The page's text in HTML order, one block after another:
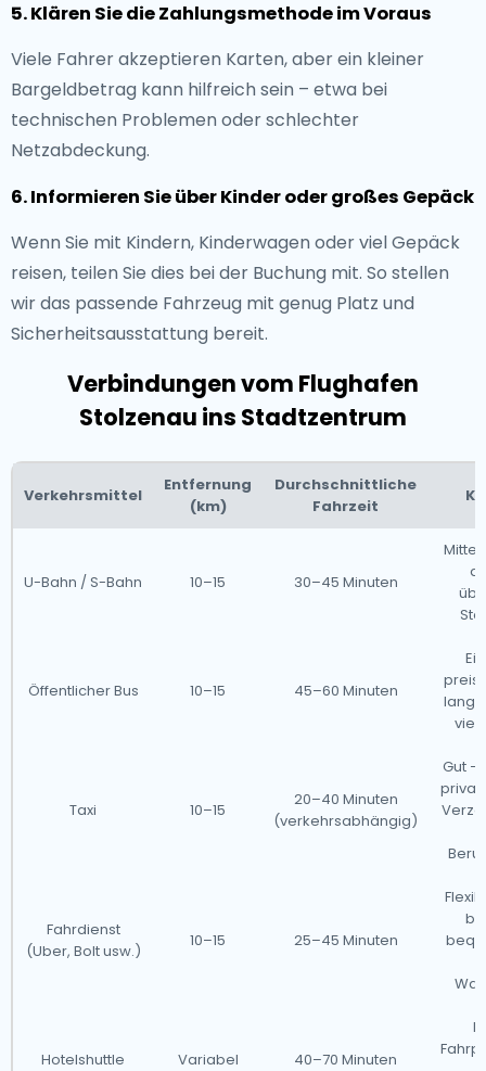
5. Klären Sie die Zahlungsmethode im Voraus
Viele Fahrer akzeptieren Karten, aber ein kleiner
Bargeldbetrag kann hilfreich sein – etwa bei
technischen Problemen oder schlechter
Netzabdeckung.
6. Informieren Sie über Kinder oder großes Gepäck
Wenn Sie mit Kindern, Kinderwagen oder viel Gepäck
reisen, teilen Sie dies bei der Buchung mit. So stellen
wir das passende Fahrzeug mit genug Platz und
Sicherheitsausstattung bereit.
Verbindungen vom Flughafen
Stolzenau ins Stadtzentrum
Verkehrsmittel
Entfernung
(km)
Durchschnittliche
Fahrzeit
U-Bahn / S-Bahn 10–15 30–45 Minuten
Mittel
Öffentlicher Bus 10–15 45–60 Minuten
Taxi 10–15
20–40 Minuten
(verkehrsabhängig)
Gut –
Fahrdienst
(Uber, Bolt usw.)
10–15 25–45 Minuten
Hotelshuttle Variabel 40–70 Minuten